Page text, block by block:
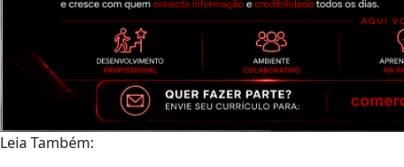
Leia Também: